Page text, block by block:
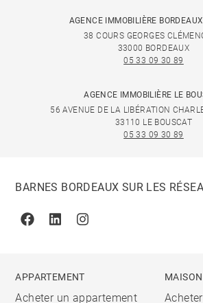
AGENCE IMMOBILIÈRE
38 COURS GEORGES
33000 BORDEAUX
05 33 09 30 89
AGENCE IMMOBILIÈRE LE
56 AVENUE DE LA LIBÉRATION
33110 LE BOUSCAT
05 33 09 30 89
BARNES BORDEAUX SUR LES
FacebookLinkedinInstagram
APPARTEMENT
Acheter un appartement
MAISON